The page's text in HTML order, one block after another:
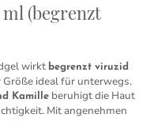
(begrenzt
wirkt begrenzt viruzid
ideal für unterwegs.
Kamille beruhigt die Haut
Mit angenehmen